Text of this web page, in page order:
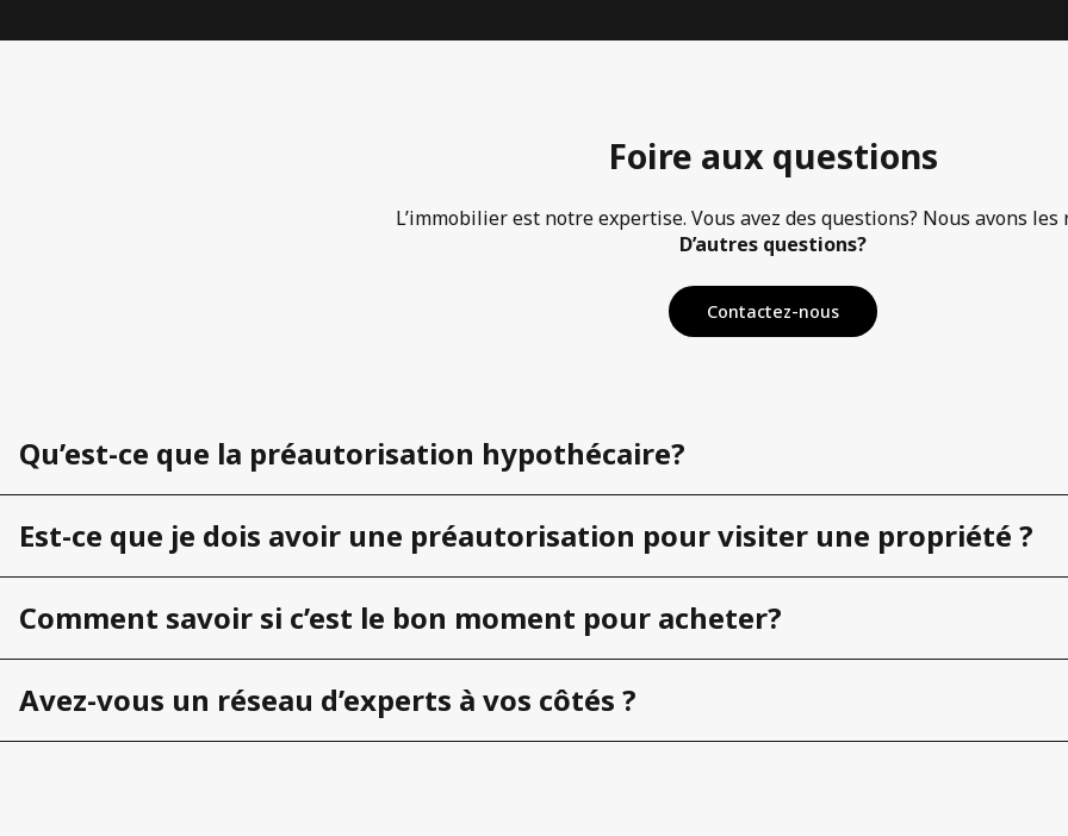
Foire aux questions
L’immobilier est notre expertise. Vous avez des questions? Nous avons les
D’autres questions?
Contactez-nous
Qu’est-ce que la préautorisation hypothécaire?
Est-ce que je dois avoir une préautorisation pour visiter une propriété ?
Comment savoir si c’est le bon moment pour acheter?
Avez-vous un réseau d’experts à vos côtés ?